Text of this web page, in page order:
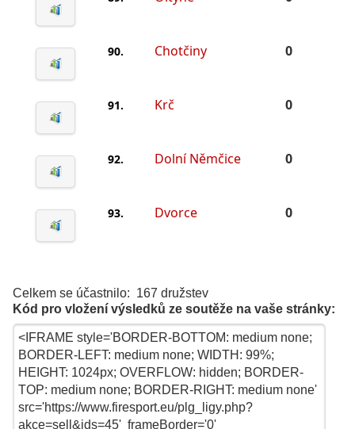
90. Chotčiny 0
91. Krč 0
92. Dolní Němčice 0
93. Dvorce 0
Celkem se účastnilo: 167 družstev
Kód pro vložení výsledků ze soutěže na vaše stránky: